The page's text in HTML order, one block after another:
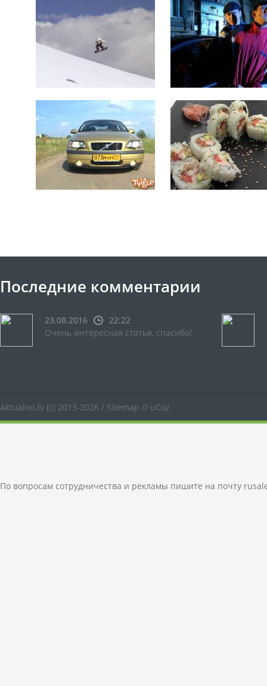
Последние комментарии
23.08.2016
22:22
Очень интересная статья, спасибо!
Aktualno.lv (c) 2013-2026 / Sitemap // uCoz
По вопросам сотрудничества и рекламы пишите на почту